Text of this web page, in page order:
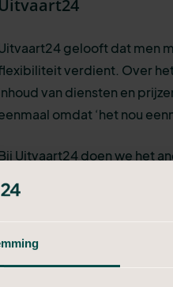
Uitvaart24
gelooft dat men
verdient. Over
van diensten en
omdat ‘het nou
Uitvaart24 doen we het
communicatie en
wat we doen, is
elke beslissing en zorgen